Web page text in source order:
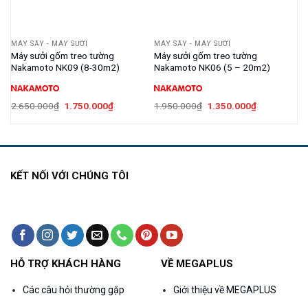
MÁY SẤY - MÁY SƯỞI
Máy sưởi gốm treo tường
Nakamoto NK09 (8-30m2)
2.650.000₫ Giá
1.750.000₫Giá
MÁY SẤY - MÁY SƯỞI
Máy sưởi gốm treo tường
Nakamoto NK06 (5 – 20m2)
1.950.000₫ Giá
1.350.000₫Giá
KẾT NỐI VỚI CHÚNG TÔI
HỖ TRỢ KHÁCH HÀNG
Các câu hỏi thường gặp
VỀ MEGAPLUS
Giới thiệu về MEGAPLUS